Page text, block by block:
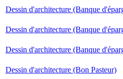
Dessin d'architecture (Banque
Dessin d'architecture (Banque
Dessin d'architecture (Banque
Dessin d'architecture (Bon Pasteur)